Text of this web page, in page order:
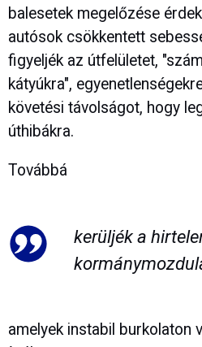
balesetek megelőzése
autósok csökkentett
figyeljék az útfelületet,
kátyúkra",
követési távolságot, hogy
úthibákra.
Továbbá
kerüljék a
amelyek instabil burkolaton